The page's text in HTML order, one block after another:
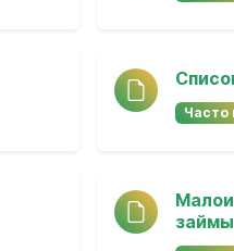
Часто
займы